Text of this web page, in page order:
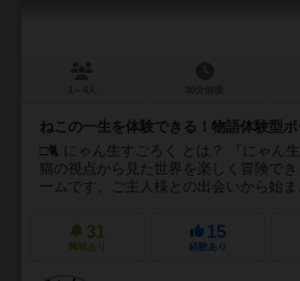
ねこの一生を体験できる！物語体験型ボ
□🐈 にゃん生すごろく とは？ 『にゃん
猫の視点から見た世界を楽しく冒険で
ームです。ご主人様との出会いから始ま...
31
興味あり
15
経験あり